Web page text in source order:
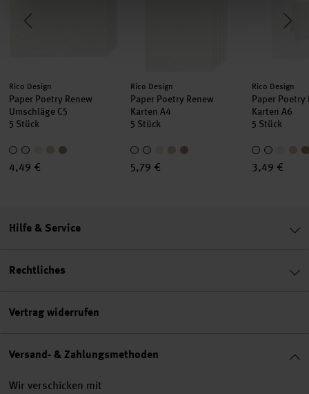
Hersteller:
Rico Design
Paper Poetry Renew
Umschläge C5
5 Stück
4,49 €
Hersteller:
Rico Design
Paper Poetry Renew
Karten A4
5 Stück
5,79 €
Hersteller:
Rico Design
Paper Poetry
Karten A6
5 Stück
3,49 €
Hilfe & Service
Rechtliches
Vertrag widerrufen
Versand- & Zahlungsmethoden
Wir verschicken mit